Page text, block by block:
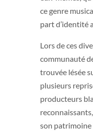
ce genre
part d’identité
Lors de ces
communauté
trouvée lésée
plusieurs
producteurs
son patrimoine